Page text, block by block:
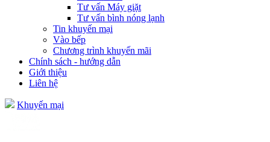
Tư vấn Máy giặt
Tư vấn bình nóng lạnh
Tin khuyến mại
Vào bếp
Chương trình khuyến mãi
Chính sách - hướng dẫn
Giới thiệu
Liên hệ
Khuyến mại